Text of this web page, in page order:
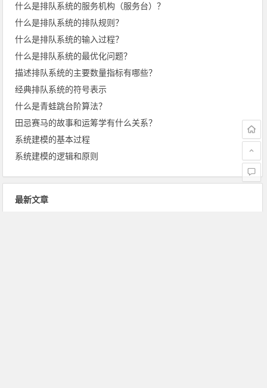
什么是排队系统的服务机构（服务台）？
什么是排队系统的排队规则？
什么是排队系统的输入过程？
什么是排队系统的最优化问题？
描述排队系统的主要数量指标有哪些？
经典排队系统的符号表示
什么是青蛙跳台阶算法？
田忌赛马的故事和运筹学有什么关系？
系统建模的基本过程
系统建模的逻辑和原则
最新文章